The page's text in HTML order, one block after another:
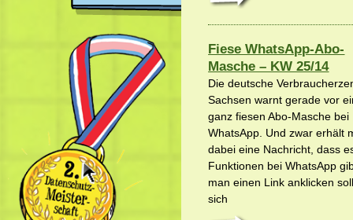
Fiese WhatsApp-Abo-
Masche – KW 25/14
Die deutsche
Sachsen warnt gerade vor
ganz fiesen Abo-Masche bei
WhatsApp. Und zwar erhält
dabei eine Nachricht, dass
Funktionen bei WhatsApp
man einen Link anklicken
sich